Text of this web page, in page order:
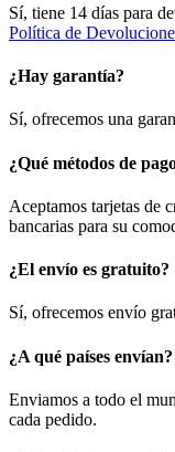
Sí, tiene 14 días para
Política de
¿Hay garantía?
Sí, ofrecemos una
¿Qué métodos de
Aceptamos tarjetas de
bancarias para su
¿El envío es gratuito?
Sí, ofrecemos envío
¿A qué países envían?
Enviamos a todo el
cada pedido.